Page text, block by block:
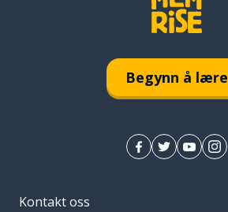
Begynn å lære
Kontakt oss